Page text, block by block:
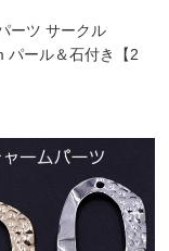
ーツ サークル
パール＆石付き【2